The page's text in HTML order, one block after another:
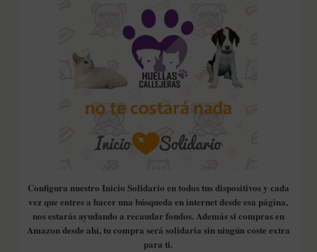
Configura nuestro Inicio Solidario en todos tus dispositivos y cada
vez que entres a hacer una búsqueda en internet desde esa página,
nos estarás ayudando a recaudar fondos. Además si compras en
Amazon desde ahí, tu compra será solidaria sin ningún coste extra
para ti.